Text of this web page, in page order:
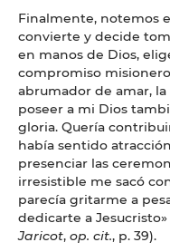
Finalmente, notemos
convierte y decide
en manos de Dios,
compromiso
abrumador de amar,
poseer a mi Dios
gloria. Quería
había sentido
presenciar las
irresistible me sacó
parecía gritarme a
dedicarte a
Jaricot, op. cit., p. 39).